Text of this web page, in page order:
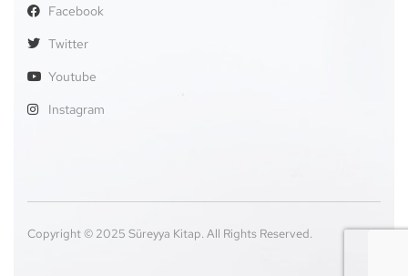
Facebook
Twitter
Youtube
Instagram
Copyright © 2025 Süreyya Kitap. All Rights Reserved.